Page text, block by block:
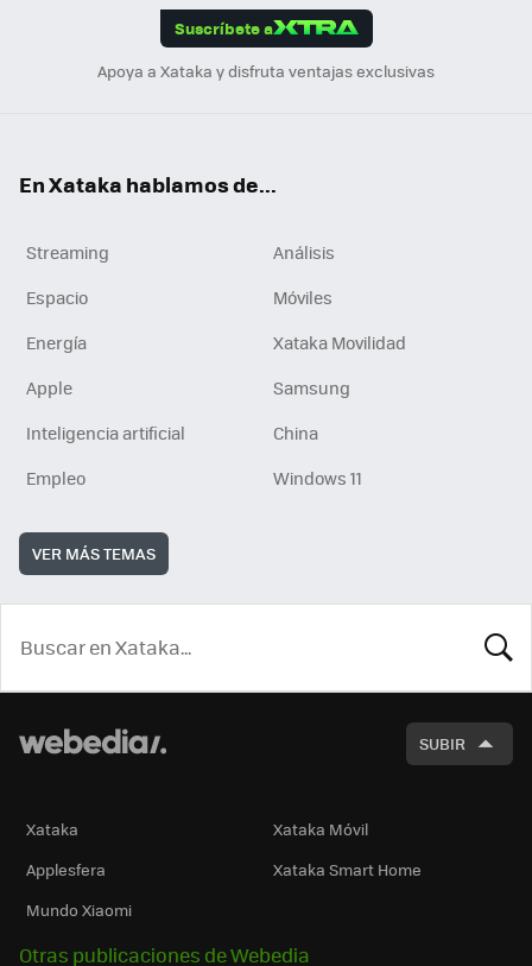
Suscríbete a
Apoya a Xataka y disfruta ventajas exclusivas
En Xataka hablamos de...
Streaming
Análisis
Espacio
Móviles
Energía
Xataka Movilidad
Apple
Samsung
Inteligencia artificial
China
Empleo
Windows 11
VER MÁS TEMAS
SUBIR
Xataka
Xataka Móvil
Applesfera
Xataka Smart Home
Mundo Xiaomi
Otras publicaciones de Webedia